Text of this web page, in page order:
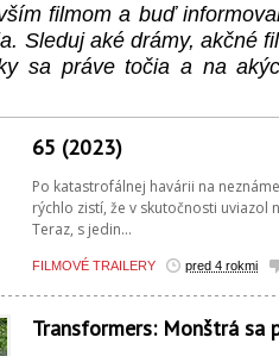
filmom a buď
Sleduj aké drámy, akčné
sa práve točia a na
65 (2023)
Po katastrofálnej havárii na
rýchlo zistí, že v skutočnosti
Teraz, s jedin...
FILMOVÉ TRAILERY pred 4 rokmi
Transformers: Monštrá sa